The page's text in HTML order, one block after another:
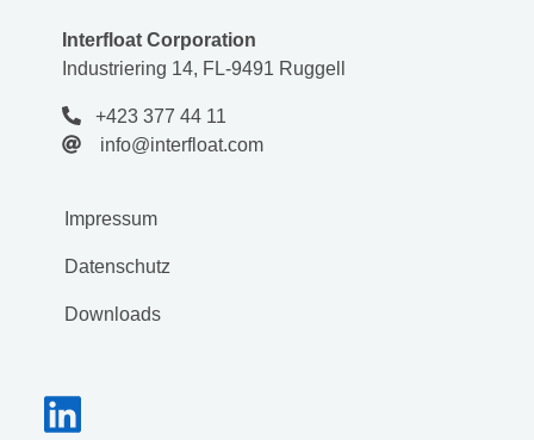
Interfloat Corporation
Industriering 14, FL-9491 Ruggell
+423 377 44 11
info@interfloat.com
Impressum
Datenschutz
Downloads